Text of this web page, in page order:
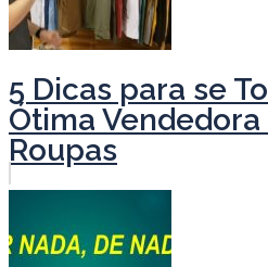
5 Dicas para se
Ótima
Roupas